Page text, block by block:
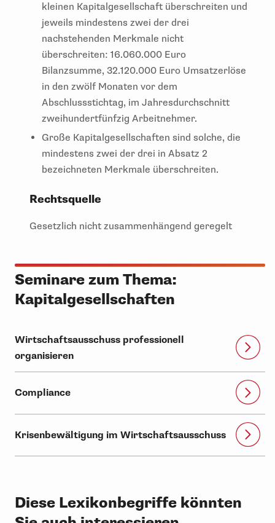
kleinen Kapitalgesellschaft überschreiten und
jeweils mindestens zwei der drei
nachstehenden Merkmale nicht
überschreiten: 16.060.000 Euro
Bilanzsumme, 32.120.000 Euro Umsatzerlöse
in den zwölf Monaten vor dem
Abschlussstichtag, im Jahresdurchschnitt
zweihundertfünfzig Arbeitnehmer.
Große Kapitalgesellschaften sind solche, die
mindestens zwei der drei in Absatz 2
bezeichneten Merkmale überschreiten.
Rechtsquelle
Gesetzlich nicht zusammenhängend geregelt
Seminare zum Thema:
Kapitalgesellschaften
Wirtschaftsausschuss professionell
organisieren
Compliance
Krisenbewältigung im Wirtschaftsausschuss
Diese Lexikonbegriffe könnten